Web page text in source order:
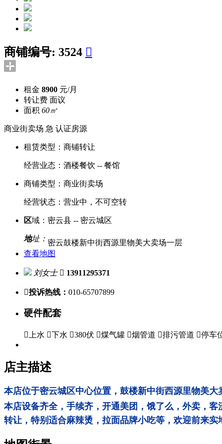
商铺编号: 3524 
租金 8900 元/月
转让费 面议
面积 60㎡
商业街卖场 急 认证房源
租赁类型： 商铺转让
经营业态： 酒楼餐饮 -- 餐馆
商铺类型： 商业街卖场
经营状态： 营业中，不可空转
区域： 密云县 -- 密云城区
地址： 密云鼓楼新中街西源里物美大卖场一层
查看地图
刘女士  13911295371
投诉热线： 010-65707899
硬件配套
 上水 下水 380伏 煤气罐 烟管道 排污管道 停车
店主描述
本店位于密云城区中心位置，鼓楼新中街西源里物美
本店设备齐全，手续齐，开通美团，饿了么，外卖，
转让，特别适合麻辣烫，拉面品牌小吃等，欢迎前来实